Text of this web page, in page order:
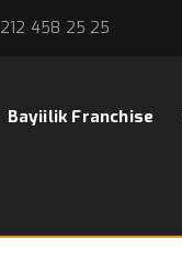
212 458 25 25
Bayiilik Franchise